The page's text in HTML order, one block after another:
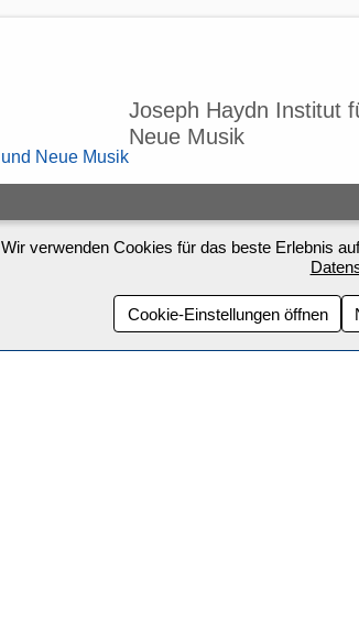
Joseph Haydn Institut
Neue Musik
Wir verwenden Cookies für das beste Erlebnis
Cookie-Einstellungen öffnen